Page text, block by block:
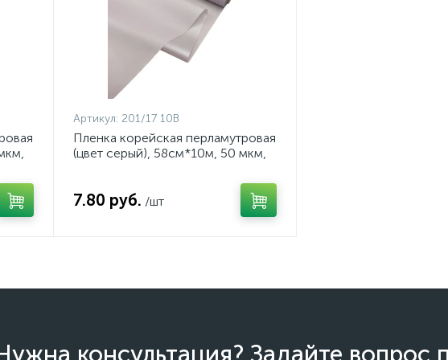
Артикул: 201/17 10B
Пленка корейская перламутровая
(цвет серый), 58см*10м, 50 мкм,
7.80 руб. /шт